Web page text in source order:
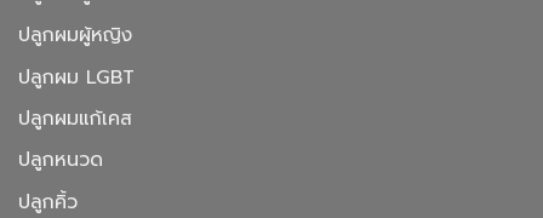
ปลูกผมผู้หญิง
ปลูกผม LGBT
ปลูกผมแก้เคส
ปลูกหนวด
ปลูกคิ้ว